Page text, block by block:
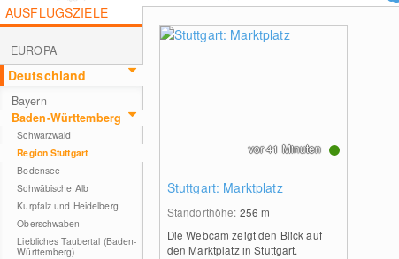
AUSFLUGSZIELE
EUROPA
Deutschland
Bayern
Baden-Württemberg
Schwarzwald
Region Stuttgart
Bodensee
Schwäbische Alb
Kurpfalz und Heidelberg
Oberschwaben
Liebliches Taubertal (Baden-
Württemberg)
Stuttgart: Marktplatz
Standorthöhe: 256m
Die Webcam zeigt den Blick auf
den Marktplatz in Stuttgart.
vor 41 Minuten